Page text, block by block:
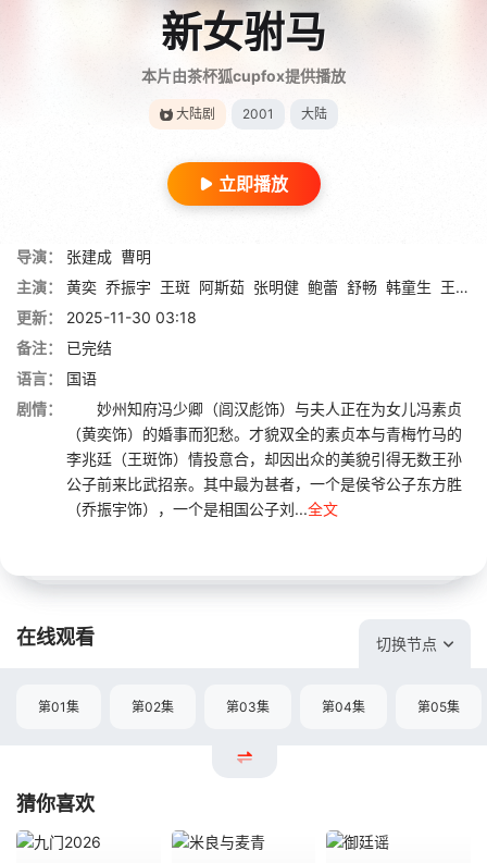
新女驸马
本片由茶杯狐cupfox提供播放
大陆剧 2001 大陆
立即播放
导演： 张建成 曹明
主演：
黄奕 乔振宇 王斑 阿斯茹 张明健 鲍蕾 舒畅 韩童生 王茂蕾
更新：
2025-11-30 03:18
备注：
已完结
语言：
国语
剧情：
妙州知府冯少卿（闾汉彪饰）与夫人正在为女儿冯素贞
（黄奕饰）的婚事而犯愁。才貌双全的素贞本与青梅竹马的
李兆廷（王斑饰）情投意合，却因出众的美貌引得无数王孙
公子前来比武招亲。其中最为甚者，一个是侯爷公子东方胜
（乔振宇饰），一个是相国公子刘...全文
在线观看 切换节点
第01集 第02集 第03集 第04集 第05集
猜你喜欢